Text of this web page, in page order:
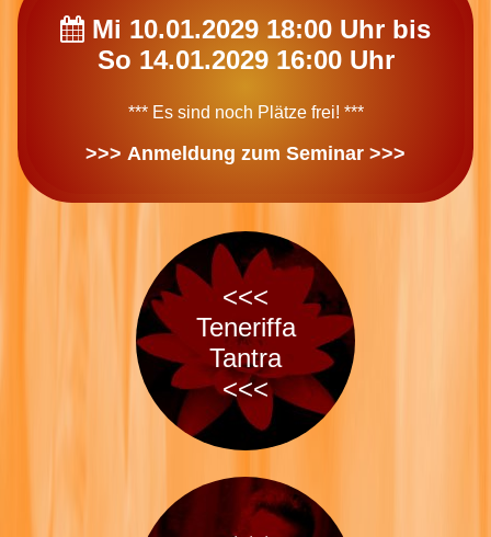
So 14.01.2029 16:00 Uhr
*** Es sind noch Plätze frei! ***
>>> Anmeldung zum Seminar >>>
<<<
Teneriffa
Tantra
<<<